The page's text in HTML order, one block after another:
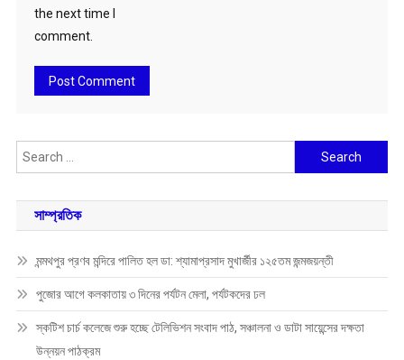
the next time I
comment.
Search
for:
সাম্প্রতিক
মন্মথপুর প্রণব মন্দিরে পালিত হল ডা: শ্যামাপ্রসাদ মুখার্জীর ১২৫তম জন্মজয়ন্তী
পুজোর আগে কলকাতায় ৩ দিনের পর্যটন মেলা, পর্যটকদের ঢল
স্কটিশ চার্চ কলেজে শুরু হচ্ছে টেলিভিশন সংবাদ পাঠ, সঞ্চালনা ও ডাটা সায়েন্সের দক্ষতা
উন্নয়ন পাঠক্রম